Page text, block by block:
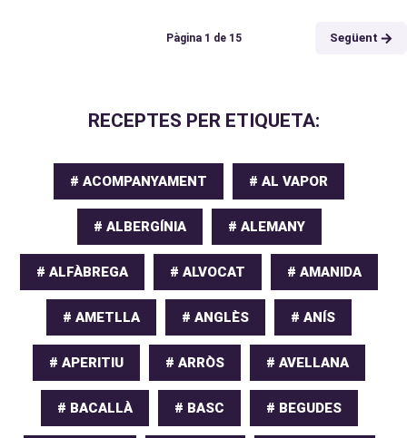
Pàgina 1 de 15 Següent
RECEPTES PER ETIQUETA:
# ACOMPANYAMENT # AL VAPOR
# ALBERGÍNIA # ALEMANY
# ALFÀBREGA # ALVOCAT # AMANIDA
# AMETLLA # ANGLÈS # ANÍS
# APERITIU # ARRÒS # AVELLANA
# BACALLÀ # BASC # BEGUDES